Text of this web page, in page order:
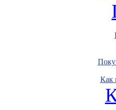
Как